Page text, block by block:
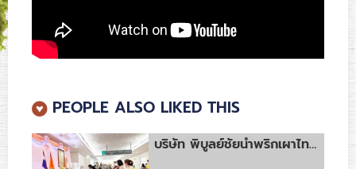
PEOPLE ALSO LIKED THIS
บริษัท พิบูลย์ชัยน้ำพริกเผาไทยแม่ประนอม จำกัด ร่วมลงนามถวายพระพร สมเด็จพระเจ้าลูกเธอ เจ้าฟ้าพัชรกิติยาภา นเรนทิราเทพยวดี กรมหลวงราชสาริณีสิริพัชร มหาวัชรราชธิดา ณ โรงพยาบาลจุฬาลงกรณ์ สภากาชาดไทย